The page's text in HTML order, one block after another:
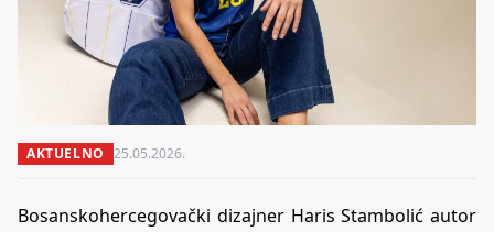
AKTUELNO 25.05.2026.
Bosanskohercegovački dizajner Haris Stambolić autor